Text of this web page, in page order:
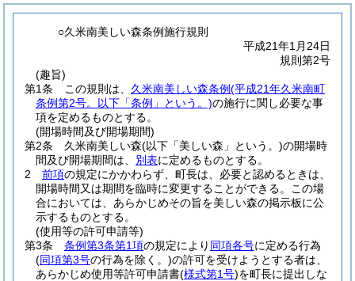
○久米南美しい森条例施行規則
平成21年1月24日
規則第2号
(趣旨)
第1条
この規則は、 久米南美しい森条例(平成21年久米南町
条例第2号。以下「条例」という。)の施行に関し必要な事
項を定めるものとする。
(開場時間及び開場期間)
第2条
久米南美しい森(以下「美しい森」という。)の開場時
間及び開場期間は、 別表に定めるものとする。
2
前項の規定にかかわらず、町長は、必要と認めるときは、
開場時間又は期間を臨時に変更することができる。
この場
合においては、あらかじめその旨を美しい森の掲示板に公
示するものとする。
(使用等の許可申請等)
第3条
条例第3条第1項の規定により 同項各号に定める行為
(同項第3号の行為を除く。)の許可を受けようとする者は、
あらかじめ使用等許可申請書(様式第1号)を町長に提出しな